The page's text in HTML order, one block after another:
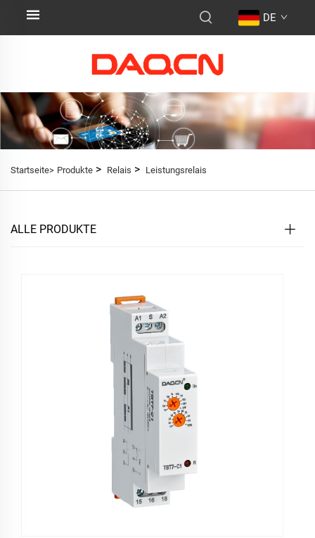
DE
Startseite> Produkte > Relais > Leistungsrelais
ALLE PRODUKTE